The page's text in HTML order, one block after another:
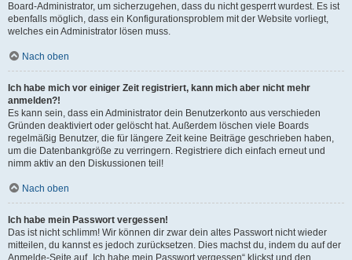
Board-Administrator, um sicherzugehen, dass du nicht gesperrt wurdest. Es ist
ebenfalls möglich, dass ein Konfigurationsproblem mit der Website vorliegt,
welches ein Administrator lösen muss.
Nach oben
Ich habe mich vor einiger Zeit registriert, kann mich aber nicht mehr
anmelden?!
Es kann sein, dass ein Administrator dein Benutzerkonto aus verschieden
Gründen deaktiviert oder gelöscht hat. Außerdem löschen viele Boards
regelmäßig Benutzer, die für längere Zeit keine Beiträge geschrieben haben,
um die Datenbankgröße zu verringern. Registriere dich einfach erneut und
nimm aktiv an den Diskussionen teil!
Nach oben
Ich habe mein Passwort vergessen!
Das ist nicht schlimm! Wir können dir zwar dein altes Passwort nicht wieder
mitteilen, du kannst es jedoch zurücksetzen. Dies machst du, indem du auf der
Anmelde-Seite auf „Ich habe mein Passwort vergessen“ klickst und den